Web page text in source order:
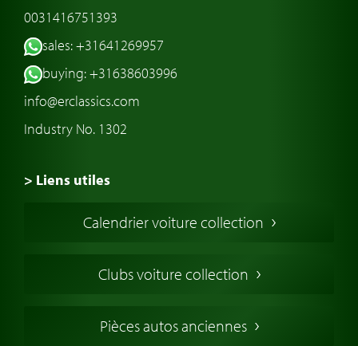
0031416751393
sales: +31641269957
buying: +31638603996
info@erclassics.com
Industry No. 1302
> Liens utiles
Voiture Collection Europe
Voitures Anglaises
Voitures Allemandes
Calendrier voiture collection
Clubs voiture collection
Pièces autos anciennes